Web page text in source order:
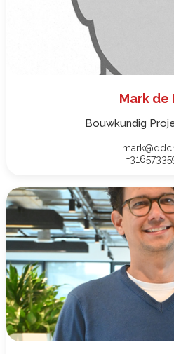
Mark de
Bouwkundig